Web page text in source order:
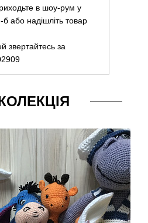
в шоу-рум у
або надішліть товар
звертайтесь за